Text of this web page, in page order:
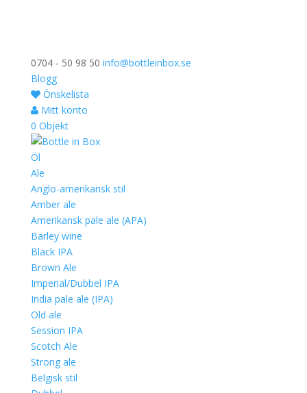
0704 - 50 98 50 info@bottleinbox.se
Blogg
Önskelista
Mitt konto
0 Objekt
Öl
Ale
Anglo-amerikansk stil
Amber ale
Amerikansk pale ale (APA)
Barley wine
Black IPA
Brown Ale
Imperial/Dubbel IPA
India pale ale (IPA)
Old ale
Session IPA
Scotch Ale
Strong ale
Belgisk stil